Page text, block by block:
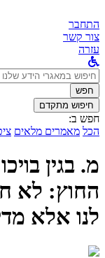
התחבר
צור קשר
עזרה
לחפש
ב:חפש
חיפוש מתקדם
חפש ב:
הכל מאמרים מלאים
מ. בגין
החוץ: לא
לנו אלא